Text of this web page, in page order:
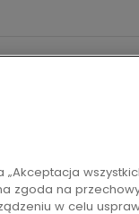
„Akceptacja
zgoda na
w celu